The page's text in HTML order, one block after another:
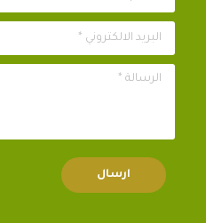
البريد الالكتروني *
الرسالة *